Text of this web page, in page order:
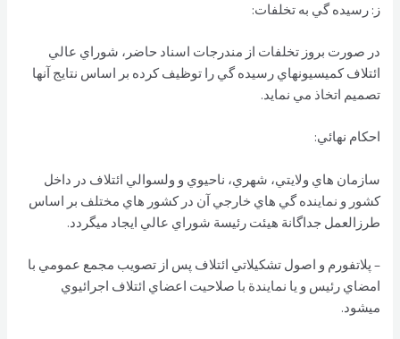
ز: رسيده گي به تخلفات:
در صورت بروز تخلفات از مندرجات اسناد حاضر، شوراي عالي
ائتلاف كميسيونهاي رسيده گي را توظيف كرده بر اساس نتايج آنها
تصميم اتخاذ مي نمايد.
احكام نهائي:
سازمان هاي ولايتي، شهري، ناحيوي و ولسوالي ائتلاف در داخل
كشور و نماينده گي هاي خارجي آن در كشور هاي مختلف بر اساس
طرزالعمل جداگانة هيئت رئيسة شوراي عالي ايجاد ميگردد.
– پلاتفورم و اصول تشكيلاتي ائتلاف پس از تصويب مجمع عمومي با
امضاي رئيس و يا نمايندة با صلاحيت اعضاي ائتلاف اجرائيوي
ميشود.